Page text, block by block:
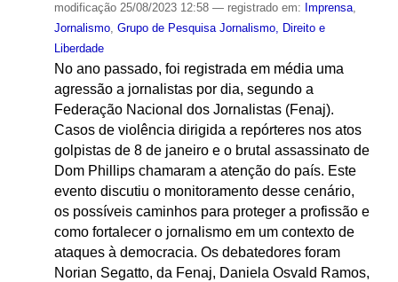
modificação25/08/2023 12:58 — registrado em: Imprensa,
Jornalismo, Grupo de Pesquisa Jornalismo, Direito e
Liberdade
No ano passado, foi registrada em média uma
agressão a jornalistas por dia, segundo a
Federação Nacional dos Jornalistas (Fenaj).
Casos de violência dirigida a repórteres nos atos
golpistas de 8 de janeiro e o brutal assassinato de
Dom Phillips chamaram a atenção do país. Este
evento discutiu o monitoramento desse cenário,
os possíveis caminhos para proteger a profissão e
como fortalecer o jornalismo em um contexto de
ataques à democracia. Os debatedores foram
Norian Segatto, da Fenaj, Daniela Osvald Ramos,